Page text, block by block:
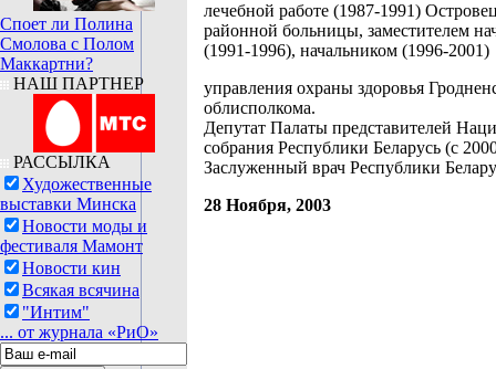
Споет ли Полина
Смолова с Полом
Маккартни?
НАШ ПАРТНЕР
РАССЫЛКА
Художественные
выставки Минска
Новости моды и
фестиваля Мамонт
Новости кин
Всякая всячина
"Интим"
... от журнала «РиО»
лечебной работе (1987-1991)
районной больницы, заместителем
(1991-1996), начальником (1996-2001)
управления охраны здоровья
облисполкома.
Депутат Палаты представителей
собрания Республики Беларусь (с
Заслуженный врач Республики
28 Ноября, 2003